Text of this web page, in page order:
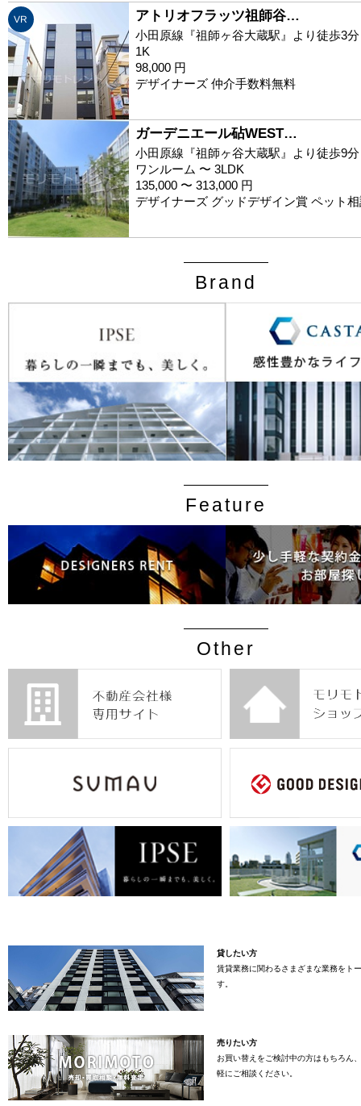
VR アトリオフラッツ祖師谷…
小田原線『祖師ヶ谷大蔵駅』より徒歩3分
1K
98,000 円
デザイナーズ 仲介手数料無料
ガーデニエール砧WEST…
小田原線『祖師ヶ谷大蔵駅』より徒歩9分
ワンルーム 〜 3LDK
135,000 〜 313,000 円
デザイナーズ グッドデザイン賞 ペット
Brand
Feature
Other
貸したい方
賃貸業務に関わるさまざまな業務をト
す。
売りたい方
お買い替えをご検討中の方はもちろん
軽にご相談ください。